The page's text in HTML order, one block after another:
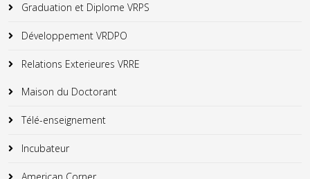
Graduation et Diplome VRPS
Développement VRDPO
Relations Exterieures VRRE
Maison du Doctorant
Télé-enseignement
Incubateur